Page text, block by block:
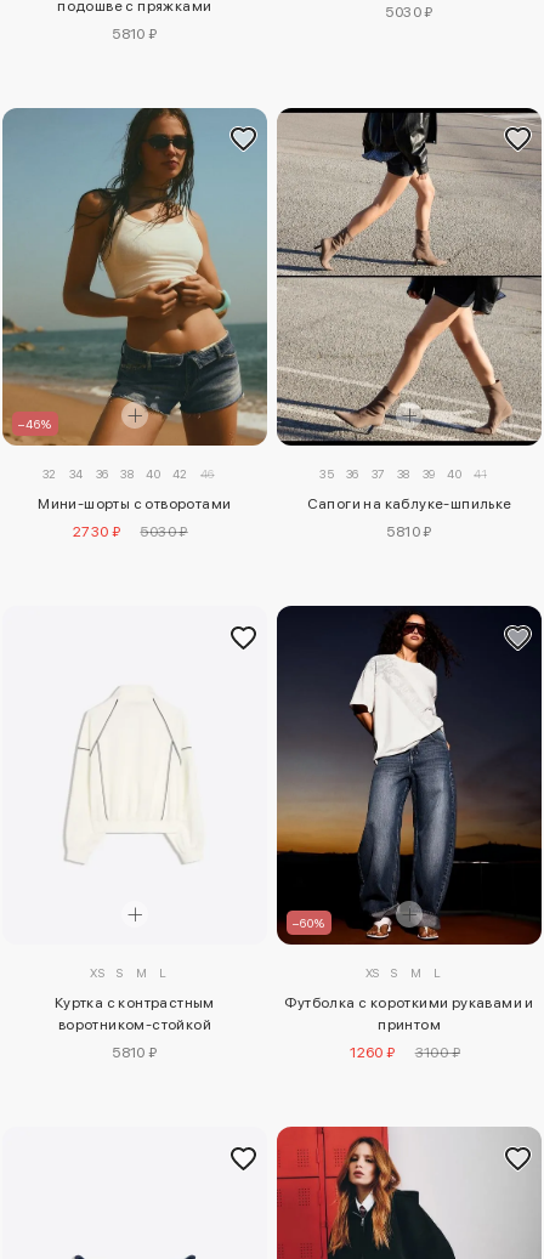
подошве с пряжками
5810 ₽
5030 ₽
–46%
32 34 36 38 40 42 46
Мини-шорты с отворотами
2730 ₽
5030 ₽
35 36 37 38 39 40 41
Сапоги на каблуке-шпильке
5810 ₽
XS S M L
Куртка с контрастным
воротником-стойкой
5810 ₽
–60%
XS S M L
Футболка с короткими рукавами и
принтом
1260 ₽
3100 ₽